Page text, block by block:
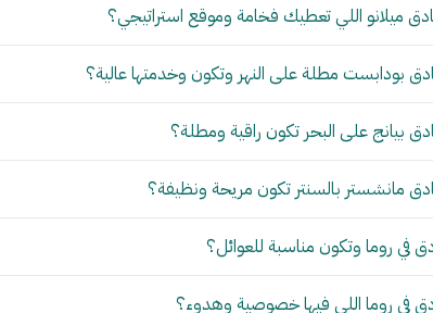
ميلانو اللي تعطيك فخامة وموقع استراتيجي؟
بودابست مطلة على النهر وتكون وخدمتها عالية؟
بيانج على البحر تكون راقية ومطلة؟
مانشستر بالسنتر تكون مريحة ونظيفة؟
في روما وتكون مناسبة للعوائل؟
في روما اللي فيها خصوصية وهدوء؟